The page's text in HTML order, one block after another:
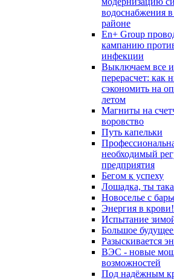
водоснабжения
районе
En+ Group
кампанию
инфекции
Выключаем все
перерасчет: как
сэкономить на
летом
Магниты на
воровство
Путь капельки
необходимый
предприятия
Бегом к успеху
Лошадка, ты
Новоселье с
Энергия в крови!
Испытание
Большое
Разыскивается
ВЭС - новые
возможностей
Под надёжным